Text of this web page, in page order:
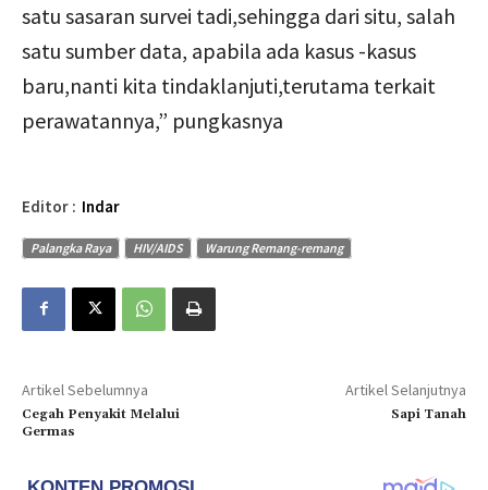
satu sasaran survei tadi,sehingga dari situ, salah
satu sumber data, apabila ada kasus -kasus
baru,nanti kita tindaklanjuti,terutama terkait
perawatannya,” pungkasnya
Editor : Indar
Palangka Raya HIV/AIDS Warung Remang-remang
Artikel Sebelumnya
Cegah Penyakit Melalui
Germas
Artikel Selanjutnya
Sapi Tanah